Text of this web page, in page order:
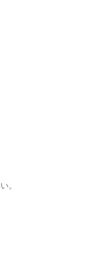
。